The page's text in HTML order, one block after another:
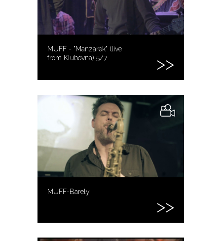
MUFF - "Manzarek" (live
from Klubovna) 5/7
MUFF-Barely